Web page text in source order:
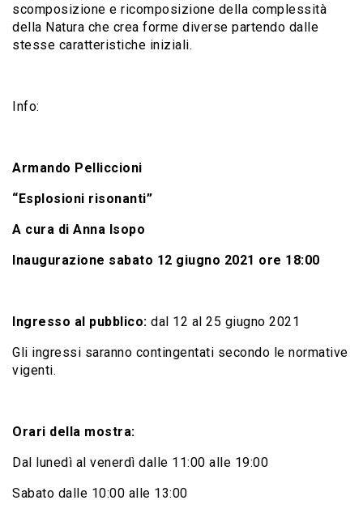
scomposizione e ricomposizione della complessità
della Natura che crea forme diverse partendo dalle
stesse caratteristiche iniziali.
Info:
Armando Pelliccioni
“Esplosioni risonanti”
A cura di Anna Isopo
Inaugurazione sabato 12 giugno 2021 ore 18:00
Ingresso al pubblico: dal 12 al 25 giugno 2021
Gli ingressi saranno contingentati secondo le normative
vigenti.
Orari della mostra:
Dal lunedì al venerdì dalle 11:00 alle 19:00
Sabato dalle 10:00 alle 13:00